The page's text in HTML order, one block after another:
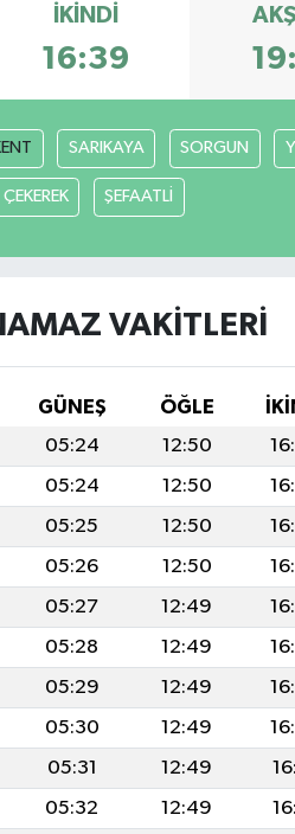
İKINDI
16:39
SARIKAYA SORGUN
ÇEKEREK ŞEFAATLİ
VAKITLERI
GÜNEŞ ÖĞLE
05:24 12:50
05:24 12:50
05:25 12:50
05:26 12:50
05:27 12:49
05:28 12:49
05:29 12:49
05:30 12:49
05:31 12:49
05:32 12:49